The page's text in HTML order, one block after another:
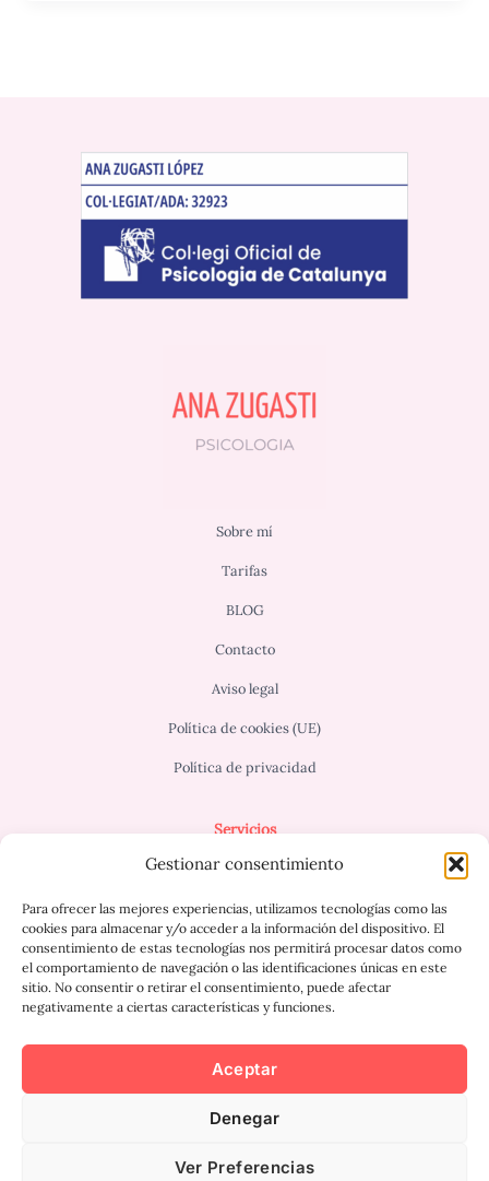
Gestionar consentimiento
Para ofrecer las mejores experiencias, utilizamos tecnologías como las
cookies para almacenar y/o acceder a la información del dispositivo. El
consentimiento de estas tecnologías nos permitirá procesar datos como
el comportamiento de navegación o las identificaciones únicas en este
sitio. No consentir o retirar el consentimiento, puede afectar
negativamente a ciertas características y funciones.
Aceptar
Denegar
Ver Preferencias
Sobre mí
Tarifas
BLOG
Contacto
Aviso legal
Política de cookies (UE)
Política de privacidad
Servicios
Terapia para Adultos
Terapia infantil/adolescente
Terapia de pareja/familiar
Terapia online
Copyright © 2025 Ana Zugasti